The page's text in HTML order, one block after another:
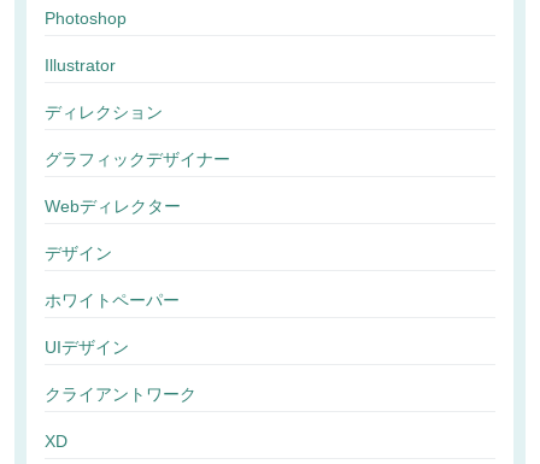
Photoshop
Illustrator
ディレクション
グラフィックデザイナー
Webディレクター
デザイン
ホワイトペーパー
UIデザイン
クライアントワーク
XD